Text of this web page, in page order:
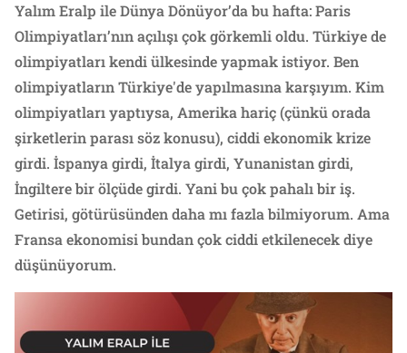
Yalım Eralp ile Dünya Dönüyor’da bu hafta: Paris
Olimpiyatları’nın açılışı çok görkemli oldu. Türkiye de
olimpiyatları kendi ülkesinde yapmak istiyor. Ben
olimpiyatların Türkiye'de yapılmasına karşıyım. Kim
olimpiyatları yaptıysa, Amerika hariç (çünkü orada
şirketlerin parası söz konusu), ciddi ekonomik krize
girdi. İspanya girdi, İtalya girdi, Yunanistan girdi,
İngiltere bir ölçüde girdi. Yani bu çok pahalı bir iş.
Getirisi, götürüsünden daha mı fazla bilmiyorum. Ama
Fransa ekonomisi bundan çok ciddi etkilenecek diye
düşünüyorum.